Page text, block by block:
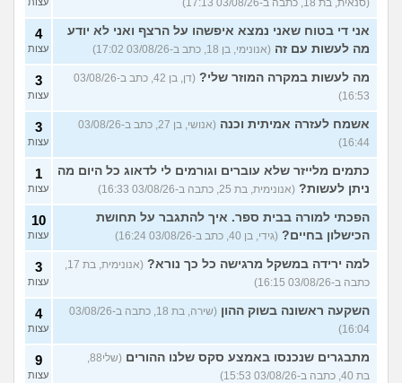
(סנאית, בת 18, כתבה ב-03/08/26 17:13)
אני די בטוח שאני נמצא איפשהו על הרצף ואני לא יודע
מה לעשות עם זה (אנונימי, בן 18, כתב ב-03/08/26 17:02)
4
עצות
מה לעשות במקרה המוזר שלי?
(דן, בן 42, כתב ב-03/08/26
16:53)
3
עצות
אשמח לעזרה אמיתית וכנה
(אנושי, בן 27, כתב ב-03/08/26
16:44)
3
עצות
כתמים מלייזר שלא עוברים וגורמים לי לדאוג כל היום מה
ניתן לעשות? (אנונימית, בת 25, כתבה ב-03/08/26 16:33)
1
עצות
הפכתי למורה בבית ספר. איך להתגבר על תחושת
הכישלון בחיים? (גידי, בן 40, כתב ב-03/08/26 16:24)
10
עצות
למה ירידה במשקל מרגישה כל כך נורא?
(אנונימית, בת 17,
כתבה ב-03/08/26 16:15)
3
עצות
השקעה ראשונה בשוק ההון
(שירה, בת 18, כתבה ב-03/08/26
16:04)
4
עצות
מתבגרים שנכנסו באמצע סקס שלנו ההורים
(שלי88,
בת 40, כתבה ב-03/08/26 15:53)
9
עצות